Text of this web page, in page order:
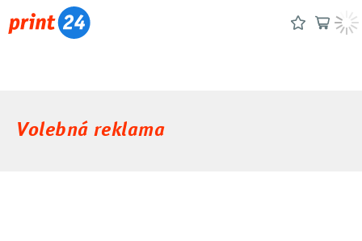
Volebná reklama